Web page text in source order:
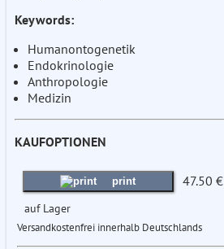
Keywords:
Humanontogenetik
Endokrinologie
Anthropologie
Medizin
KAUFOPTIONEN
print 47.50 €
auf Lager
Versandkostenfrei innerhalb Deutschlands